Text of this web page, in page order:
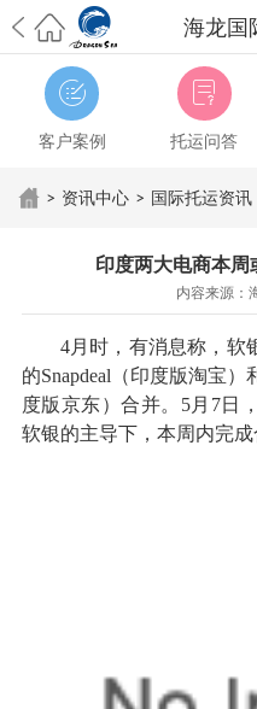
海龙国
希望邮寄国际包裹顺利，从广州
澳洲海运搬家回广州报关清关要
搬家服务到美国，搬家公司有哪
国台湾是一种怎样的体验？有人
寄到韩国有哪些国际快递方式？用
法有哪些？具体怎么操作？ 国际
影响国际搬家吗？上海搬家到新
输到澳大利亚，移民如何跨国搬
从秦皇岛市托运到美国从重庆市
张家界市托运到美国从厦门市托
市搬家到加拿大
从大连市搬家到
到西班牙 从广州市搬家到比利时
客户案例 托运问答
> 资讯中心 > 国际托运资讯
印度两大电商本周
内容来源：
4月时，有消息称，软
的Snapdeal（印度版淘宝
度版京东）合并。5月7日
软银的主导下，本周内完成